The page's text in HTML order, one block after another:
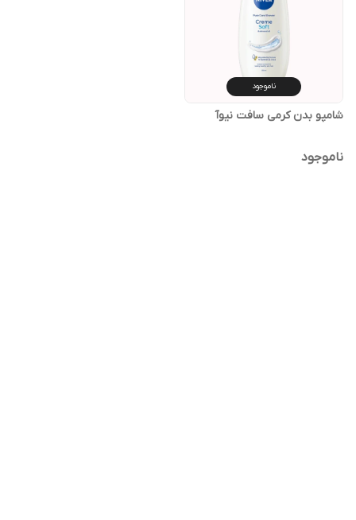
ناموجود
شامپو بدن کرمی سافت نیوآ
ناموجود